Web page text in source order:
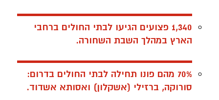
1,340 פצועים
הגיעו לבתי החולים ברחבי
הארץ במהלך השבת השחורה.
70% מהם
פונו תחילה לבתי החולים בדרום:
סורוקה, ברזילי (אשקלון) ואסותא אשדוד.